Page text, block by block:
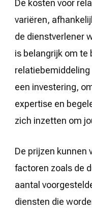
De kosten voor
variëren,
de dienstverlener
is belangrijk om te
een investering,
expertise en
zich inzetten om
De prijzen kunnen
factoren zoals de
aantal
diensten die